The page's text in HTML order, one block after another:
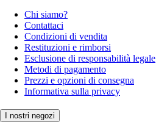
Chi siamo?
Contattaci
Condizioni di vendita
Restituzioni e rimborsi
Esclusione di responsabilità legale
Metodi di pagamento
Prezzi e opzioni di consegna
Informativa sulla privacy
I nostri negozi